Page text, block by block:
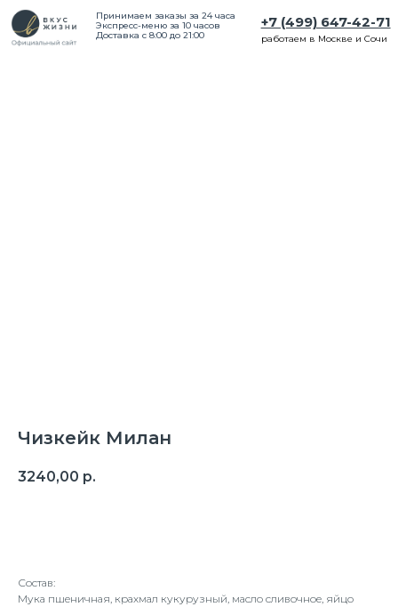
+7 (499) 647-42-71
работаем в Москве и Сочи
Принимаем заказы за 24 часа
Экспресс-меню за 10 часов
Доставка с 8:00 до 21:00
Чизкейк Милан
3240,00 р.
Состав:
Мука пшеничная, крахмал кукурузный, масло сливочное, яйцо